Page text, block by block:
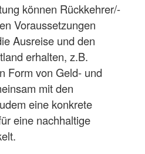
können Rückkehrer/-
Voraussetzungen
Ausreise und den
erhalten, z.B.
Form von Geld- und
mit den
eine konkrete
eine nachhaltige